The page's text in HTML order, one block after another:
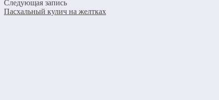
Следующая запись
Пасхальный кулич на желтках